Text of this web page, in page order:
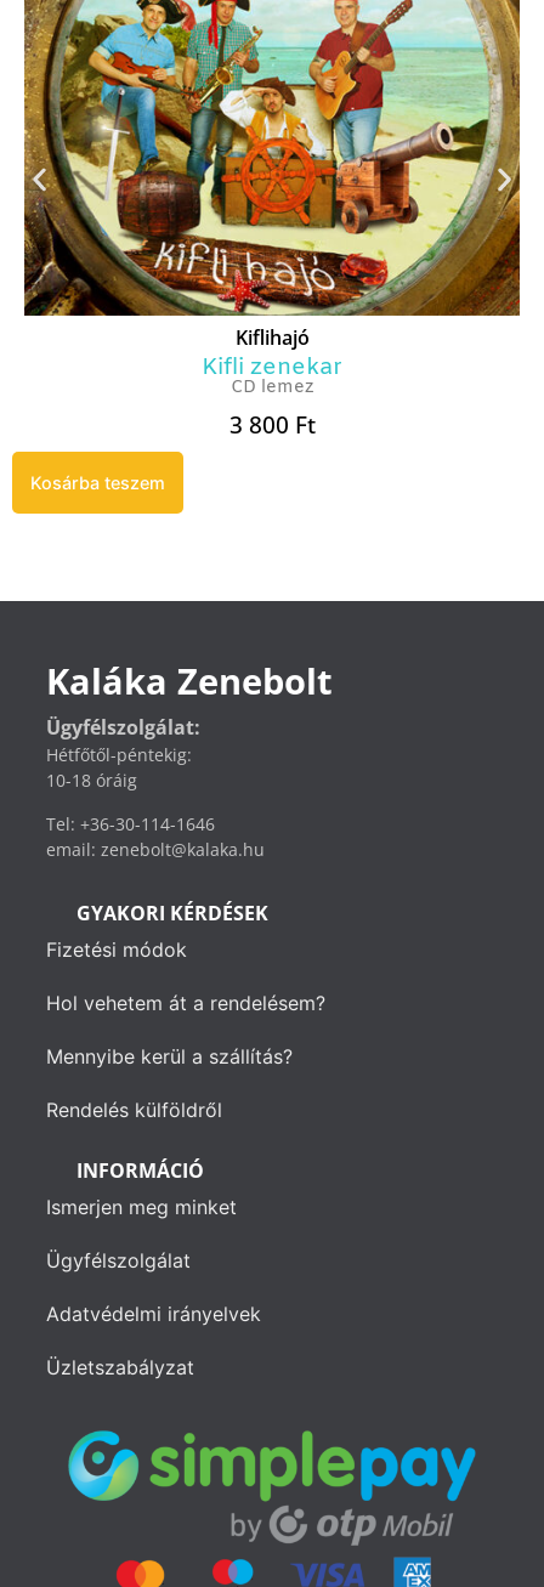
Kiflihajó
Kifli zenekar
CD lemez
3 800 Ft
Kosárba teszem
Kaláka Zenebolt
Ügyfélszolgálat:
Hétfőtől-péntekig:
10-18 óráig
Tel: +36-30-114-1646
email: zenebolt@kalaka.hu
GYAKORI KÉRDÉSEK
Fizetési módok
Hol vehetem át a rendelésem?
Mennyibe kerül a szállítás?
Rendelés külföldről
INFORMÁCIÓ
Ismerjen meg minket
Ügyfélszolgálat
Adatvédelmi irányelvek
Üzletszabályzat